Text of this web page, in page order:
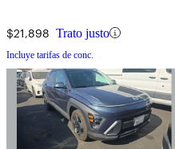
$21,898 Trato justo
Incluye tarifas de conc.